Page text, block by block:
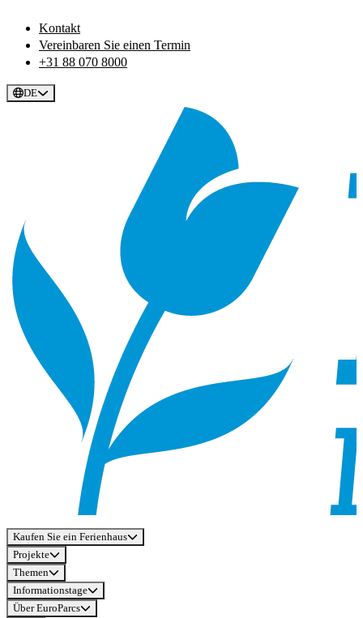
Kontakt
Vereinbaren Sie einen Termin
+31 88 070 8000
DE
Kaufen Sie ein Ferienhaus
Projekte
Themen
Informationstage
Über EuroParcs